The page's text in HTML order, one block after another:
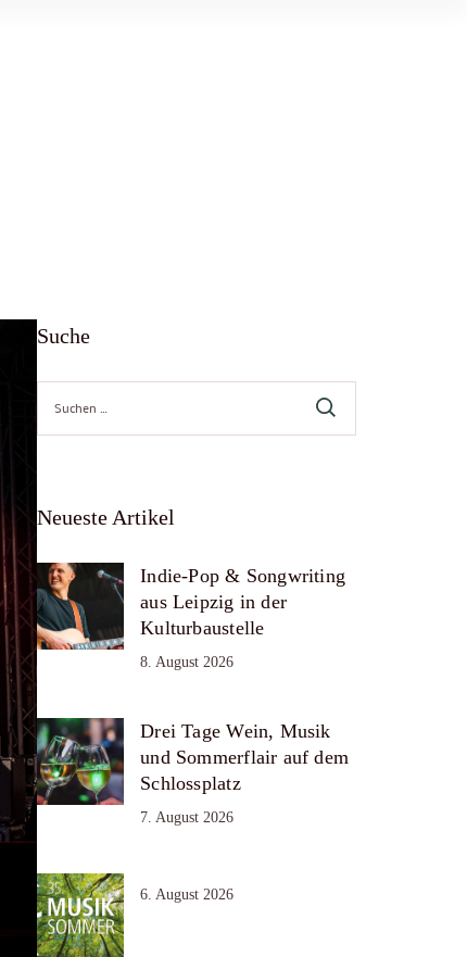
Suche
Suche
nach:
Neueste Artikel
Indie-Pop & Songwriting
aus Leipzig in der
Kulturbaustelle
8. August 2026
Drei Tage Wein, Musik
und Sommerflair auf dem
Schlossplatz
7. August 2026
6. August 2026